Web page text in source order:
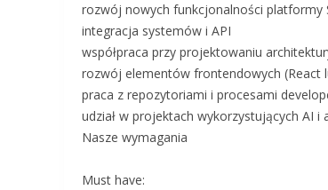
rozwój nowych funkcjonalności platformy
integracja systemów i API
współpraca przy projektowaniu
rozwój elementów frontendowych (React
praca z repozytoriami i procesami
udział w projektach wykorzystujących AI
Nasze wymagania
Must have: